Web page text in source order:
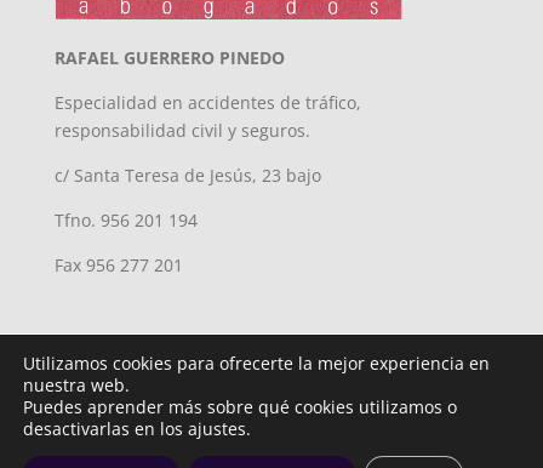
RAFAEL GUERRERO PINEDO
Especialidad en accidentes de tráfico,
responsabilidad civil y seguros.
c/ Santa Teresa de Jesús, 23 bajo
Tfno. 956 201 194
Fax 956 277 201
iNova Cloud. © Todos los derechos reservados.
Utilizamos cookies para ofrecerte la mejor experiencia en
nuestra web.
Puedes aprender más sobre qué cookies utilizamos o
desactivarlas en los ajustes.